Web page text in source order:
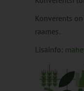
Konverents
raames.
Lisainfo: